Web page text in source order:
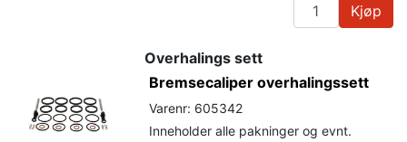
Kjøp
Overhalings sett
Bremsecaliper overhalingssett
Varenr: 605342
Inneholder alle pakninger og evnt.